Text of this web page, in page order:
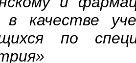
в качестве
по